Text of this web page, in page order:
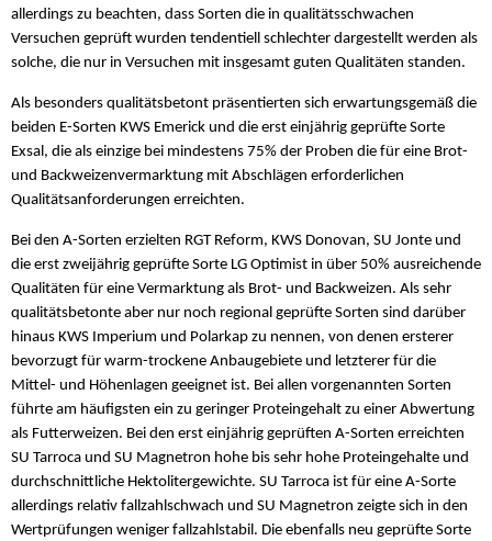
allerdings zu beachten, dass Sorten die in qualitätsschwachen
Versuchen geprüft wurden tendentiell schlechter dargestellt werden als
solche, die nur in Versuchen mit insgesamt guten Qualitäten standen.
Als besonders qualitätsbetont präsentierten sich erwartungsgemäß die
beiden E-Sorten KWS Emerick und die erst einjährig geprüfte Sorte
Exsal, die als einzige bei mindestens 75% der Proben die für eine Brot-
und Backweizenvermarktung mit Abschlägen erforderlichen
Qualitätsanforderungen erreichten.
Bei den A-Sorten erzielten RGT Reform, KWS Donovan, SU Jonte und
die erst zweijährig geprüfte Sorte LG Optimist in über 50% ausreichende
Qualitäten für eine Vermarktung als Brot- und Backweizen. Als sehr
qualitätsbetonte aber nur noch regional geprüfte Sorten sind darüber
hinaus KWS Imperium und Polarkap zu nennen, von denen ersterer
bevorzugt für warm-trockene Anbaugebiete und letzterer für die
Mittel- und Höhenlagen geeignet ist. Bei allen vorgenannten Sorten
führte am häufigsten ein zu geringer Proteingehalt zu einer Abwertung
als Futterweizen. Bei den erst einjährig geprüften A-Sorten erreichten
SU Tarroca und SU Magnetron hohe bis sehr hohe Proteingehalte und
durchschnittliche Hektolitergewichte. SU Tarroca ist für eine A-Sorte
allerdings relativ fallzahlschwach und SU Magnetron zeigte sich in den
Wertprüfungen weniger fallzahlstabil. Die ebenfalls neu geprüfte Sorte